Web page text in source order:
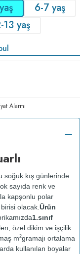
6-7 yaş
13 yaş
Alarmı
soğuk kış günlerinde
sayıda renk ve
kapşonlu polar
olacak. Ürün
1.sınıf
özel dikim ve işçilik
m2gramajı ortalama
kullanılan boyalar